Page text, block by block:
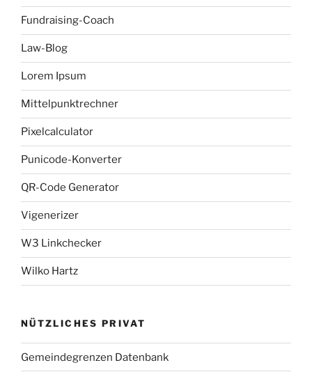
Fundraising-Coach
Law-Blog
Lorem Ipsum
Mittelpunktrechner
Pixelcalculator
Punicode-Konverter
QR-Code Generator
Vigenerizer
W3 Linkchecker
Wilko Hartz
NÜTZLICHES PRIVAT
Gemeindegrenzen Datenbank